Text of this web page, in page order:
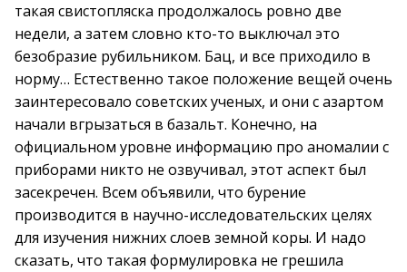
такая свистопляска продолжалось ровно две
недели, а затем словно кто-то выключал это
безобразие рубильником. Бац, и все приходило в
норму… Естественно такое положение вещей очень
заинтересовало советских ученых, и они с азартом
начали вгрызаться в базальт. Конечно, на
официальном уровне информацию про аномалии с
приборами никто не озвучивал, этот аспект был
засекречен. Всем объявили, что бурение
производится в научно-исследовательских целях
для изучения нижних слоев земной коры. И надо
сказать, что такая формулировка не грешила